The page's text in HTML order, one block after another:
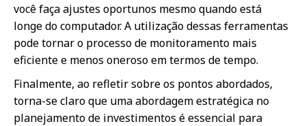
você faça ajustes oportunos mesmo quando está
longe do computador. A utilização dessas ferramentas
pode tornar o processo de monitoramento mais
eficiente e menos oneroso em termos de tempo.
Finalmente, ao refletir sobre os pontos abordados,
torna-se claro que uma abordagem estratégica no
planejamento de investimentos é essencial para